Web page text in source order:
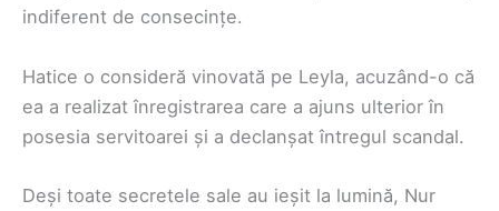
indiferent de consecințe.
Hatice o consideră vinovată pe Leyla, acuzând-o că
ea a realizat înregistrarea care a ajuns ulterior în
posesia servitoarei și a declanșat întregul scandal.
Deși toate secretele sale au ieșit la lumină, Nur